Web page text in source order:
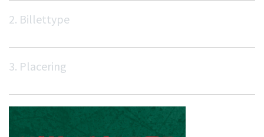
2. Billettype
3. Placering